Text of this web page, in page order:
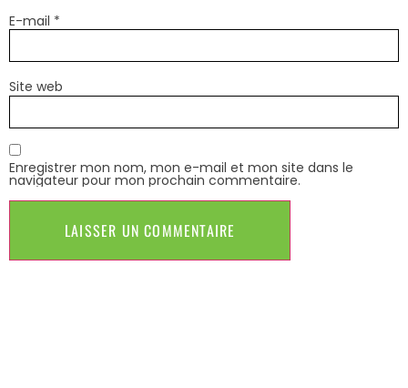
E-mail *
Site web
Enregistrer mon nom, mon e-mail et mon site dans le
navigateur pour mon prochain commentaire.